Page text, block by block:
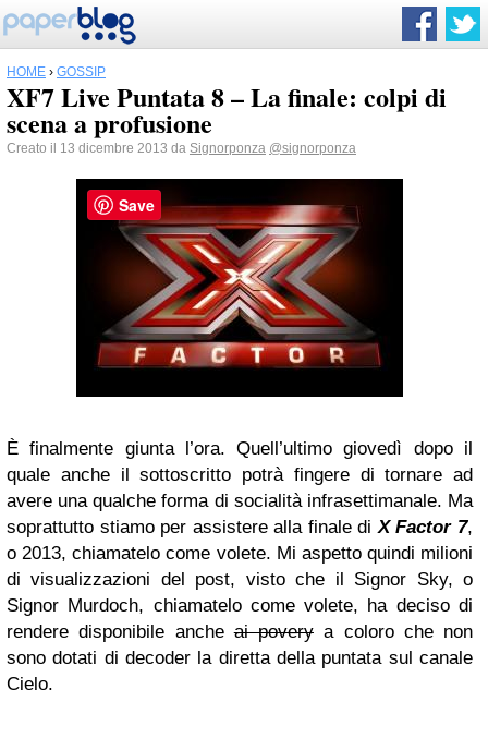
HOME › GOSSIP
XF7 Live Puntata 8 – La finale: colpi di
scena a profusione
Creato il 13 dicembre 2013 da Signorponza @signorponza
È finalmente giunta l’ora. Quell’ultimo giovedì dopo il
quale anche il sottoscritto potrà fingere di tornare ad
avere una qualche forma di socialità infrasettimanale. Ma
soprattutto stiamo per assistere alla finale diX Factor7,
o 2013, chiamatelo come volete. Mi aspetto quindi milioni
di visualizzazioni del post, visto che il Signor Sky, o
Signor Murdoch, chiamatelo come volete, ha deciso di
rendere disponibile ancheai povery a coloro che non
sono dotati di decoder la diretta della puntata sul canale
Cielo.
Save